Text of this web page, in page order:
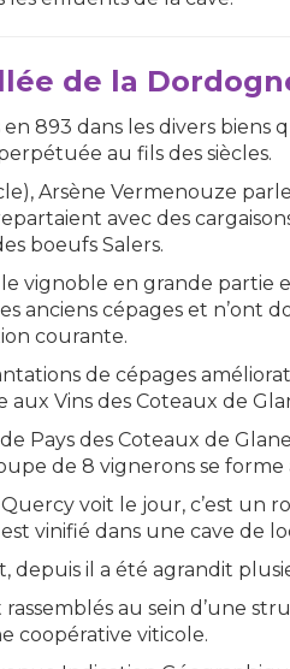
de la
893 dans les divers biens
au fils des siècles.
Arsène Vermenouze
avec des
boeufs Salers.
le vignoble en grande
anciens cépages et n’ont
courante.
de cépages
Vins des Coteaux de
Pays des Coteaux de
de 8 vignerons se forme
voit le jour, c’est un
vinifié dans une cave de
depuis il a été agrandit
au sein d’une
coopérative viticole.